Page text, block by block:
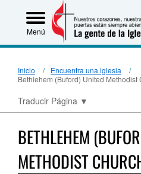
Menú
Inicio
Encuentra una iglesia
Bethlehem (Buford) United Methodist
Traducir Página ▼
BETHLEHEM
METHODIST